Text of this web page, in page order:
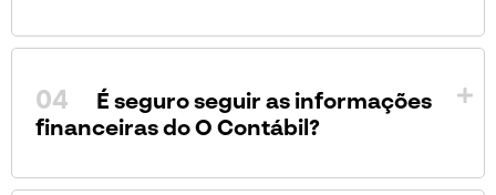
04
É seguro seguir as informações
financeiras do O Contábil?